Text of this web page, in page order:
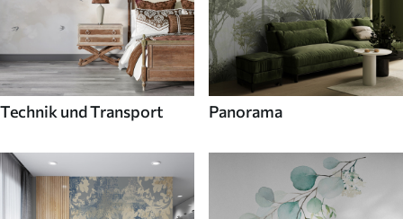
Technik und Transport Panorama